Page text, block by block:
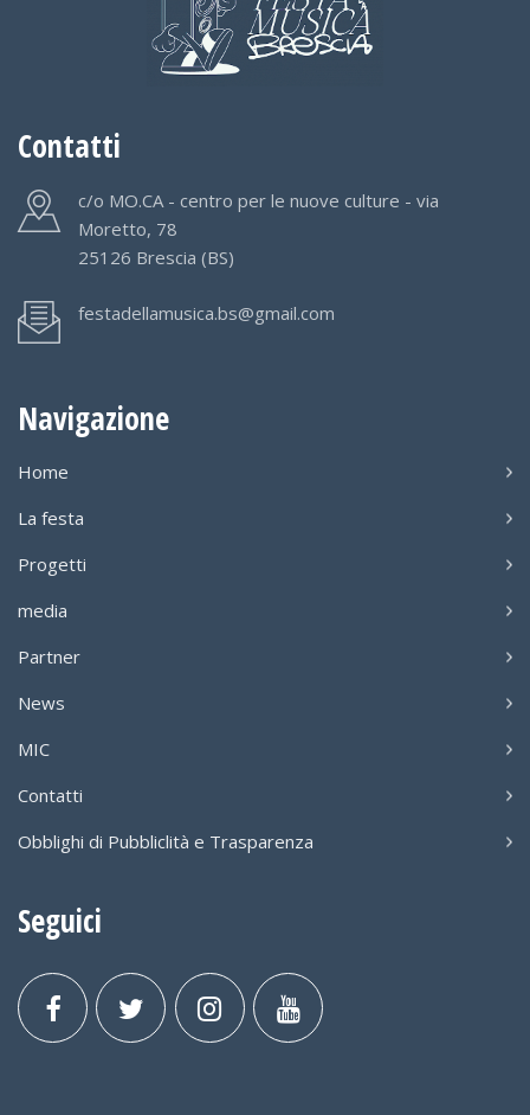
Contatti
c/o MO.CA - centro per le nuove culture - via
Moretto, 78
25126 Brescia (BS)
festadellamusica.bs@gmail.com
Navigazione
Home
La festa
Progetti
media
Partner
News
MIC
Contatti
Obblighi di Pubbliclità e Trasparenza
Seguici